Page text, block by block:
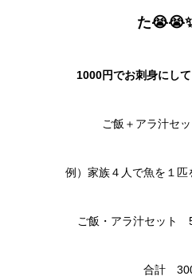
た
1000円でお刺身にし
ご飯＋アラ汁セ
例）家族４人で魚を１
ご飯・アラ汁セッ
合計